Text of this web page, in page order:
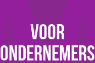
voor
ondernemers